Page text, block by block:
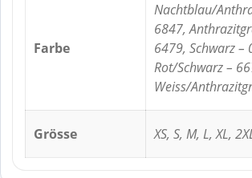
Farbe
Nachtblau/
6847,
6479, Schwarz –
Rot/Schwarz –
Weiss/
Grösse XS, S, M, L, XL,